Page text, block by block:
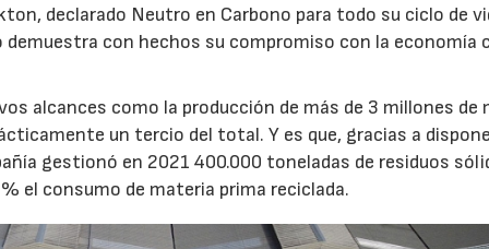
declarado Neutro en Carbono para todo su ciclo de
con hechos su compromiso con la economía
alcances como la producción de más de 3 millones de
un tercio del total. Y es que, gracias a
gestionó en 2021 400.000 toneladas de residuos
el consumo de materia prima reciclada.